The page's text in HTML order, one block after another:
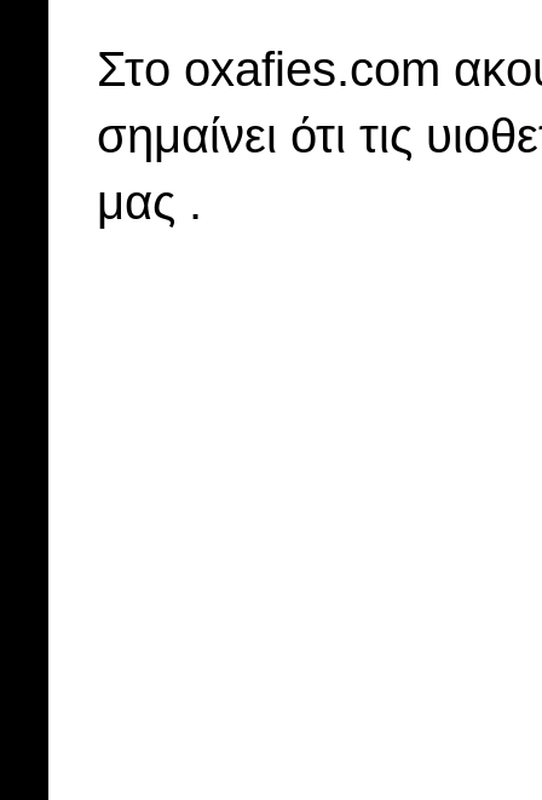
Στo oxafies.com
σημαίνει ότι τις
μας .